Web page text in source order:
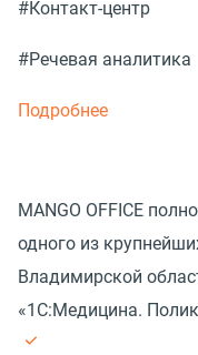
#Контакт-центр
#Речевая аналитика
Подробнее
MANGO OFFICE
одного из
Владимирской
«1С:Медицина.